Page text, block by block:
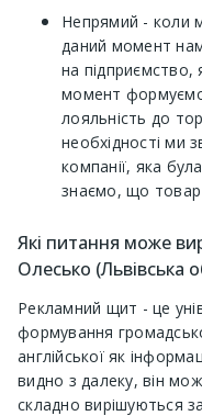
Непрямий - коли
даний момент
на
момент формуємо
лояльність до
необхідності ми
компанії, яка
знаємо, що товар
Які питання може
Олесько (Львівська
Рекламний щит - це
формування
англійської як
видно з далеку, він
складно вирішуються